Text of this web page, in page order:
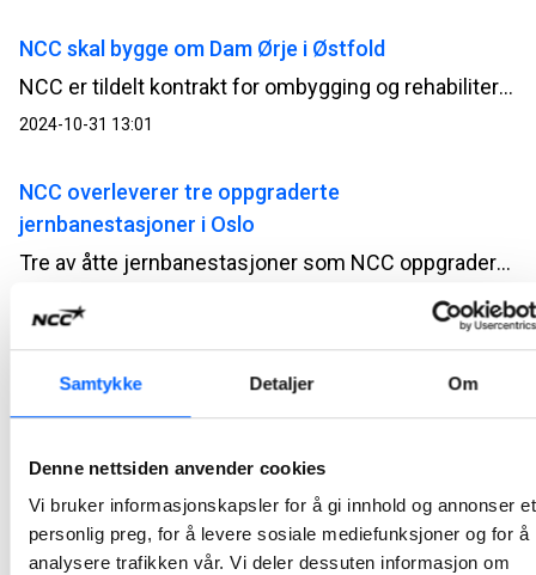
Samtykke Detaljer Om
Denne nettsiden anvender cookies
Vi bruker informasjonskapsler for å gi innhold og annonser et
personlig preg, for å levere sosiale mediefunksjoner og for å
analysere trafikken vår. Vi deler dessuten informasjon om
NCC skal bygge om Dam Ørje i Østfold
NCC er tildelt kontrakt for ombygging og rehabilitering av Dam Ørje i Østfold. Prosjektet har en kontraktssum på ca. 65 MNOK.
2024-10-31 13:01
NCC overleverer tre oppgraderte
jernbanestasjoner i Oslo
Tre av åtte jernbanestasjoner som NCC oppgraderer i Oslo-regionen på oppdrag fra Bane NOR, er denne uken overlevert og satt i drift. Stasjonene skal blant annet tilpasses nye togsett, og Haugenstua, Strømmen og Fjellhamar er først ut.
NCC-bygde jernbanestrekningen Venjar – Eidsvoll
offisielt åpnet